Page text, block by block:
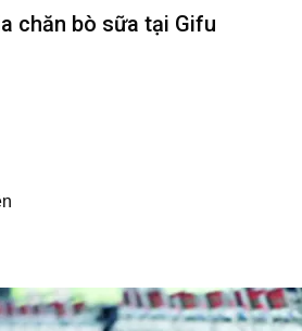
chăn bò sữa tại Gifu